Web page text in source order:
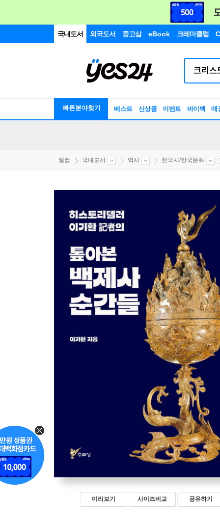
국내도서 외국도서 중고샵 eBook 크레마클럽
빠른분야찾기 베스트 신상품 이벤트 바이백 매
웰컴 국내도서 역사 한국사/한국문화
미리보기 사이즈비교 공유하기